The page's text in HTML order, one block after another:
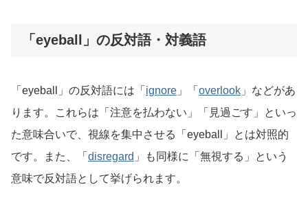
「eyeball」の反対語・対義語
「eyeball」の反対語には「 ignore 」「 overlook 」などがあ
ります。これらは「注意を払わない」「見過ごす」といっ
た意味合いで、視線を集中させる「eyeball」とは対照的
です。また、「 disregard 」も同様に「無視する」という
意味で反対語として挙げられます。